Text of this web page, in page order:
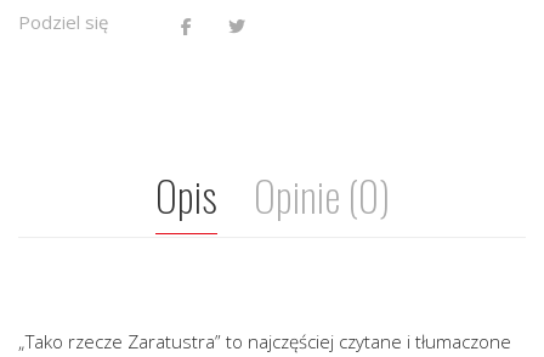
Podziel się
Opis Opinie (0)
„Tako rzecze Zaratustra” to najczęściej czytane i tłumaczone